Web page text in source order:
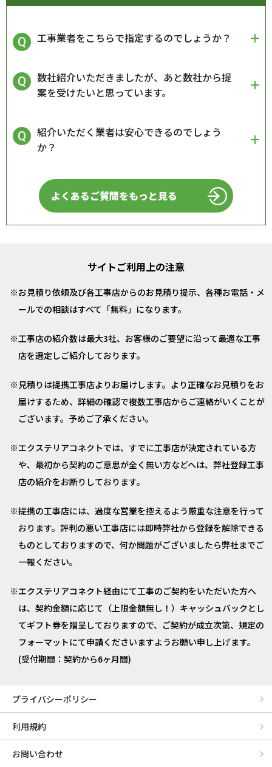
工事業者をこちらで指定するのでしょうか？
数社紹介いただきましたが、あと数社から提
案を受けたいと思っています。
紹介いただく業者は安心できるのでしょう
か？
よくあるご質問をもっと見る
サイトご利用上の注意
お見積り依頼及び各工事店からのお見積り提示、各種お電話・メ
ールでの相談はすべて「無料」になります。
工事店の紹介数は最大3社、お客様のご要望に沿って最適な工事
店を選定しご紹介しております。
見積りは提携工事店よりお届けします。より正確なお見積りをお
届けするため、詳細の確認で複数工事店からご連絡がいくことが
ございます。予めご了承ください。
エクステリアコネクトでは、すでに工事店が決定されている方
や、最初から契約のご意思が全く無い方などへは、弊社登録工事
店の紹介をお断りしております。
提携の工事店には、過度な営業を控えるよう厳重な注意を行って
おります。評判の悪い工事店には即時弊社から登録を解除できる
ものとしておりますので、何か問題がございましたら弊社までご
一報ください。
エクステリアコネクト経由にて工事のご契約をいただいた方へ
は、契約金額に応じて（上限金額無し！）キャッシュバックとし
てギフト券を贈呈しておりますので、ご契約が成立次第、規定の
フォーマットにて申請くださいますようお願い申し上げます。
(受付期間：契約から6ヶ月間)
プライバシーポリシー
利用規約
お問い合わせ